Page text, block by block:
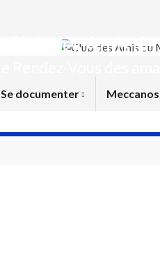
Club des Amis
Se documenter